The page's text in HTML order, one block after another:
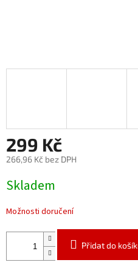
299 Kč
266,96 Kč bez DPH
cena:
Skladem
Možnosti doručení
Přidat do